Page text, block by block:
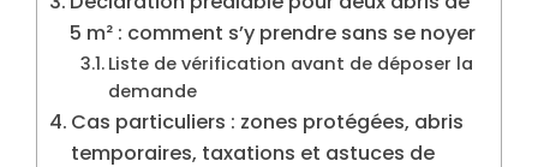
5 m² : comment s’y prendre sans se noyer
Liste de vérification avant de déposer la
demande
Cas particuliers : zones protégées, abris
temporaires, taxations et astuces de